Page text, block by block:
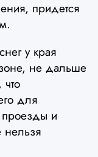
придется
у края
не дальше
для
проезды и